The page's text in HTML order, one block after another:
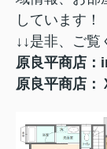
しています！
↓↓是非、ご覧
原良平商店
原良平商店：